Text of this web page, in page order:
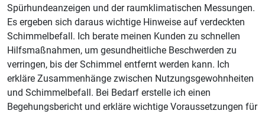
Spürhundeanzeigen und der raumklimatischen Messungen.
Es ergeben sich daraus wichtige Hinweise auf verdeckten
Schimmelbefall. Ich berate meinen Kunden zu schnellen
Hilfsmaßnahmen, um gesundheitliche Beschwerden zu
verringen, bis der Schimmel entfernt werden kann. Ich
erkläre Zusammenhänge zwischen Nutzungsgewohnheiten
und Schimmelbefall. Bei Bedarf erstelle ich einen
Begehungsbericht und erkläre wichtige Voraussetzungen für